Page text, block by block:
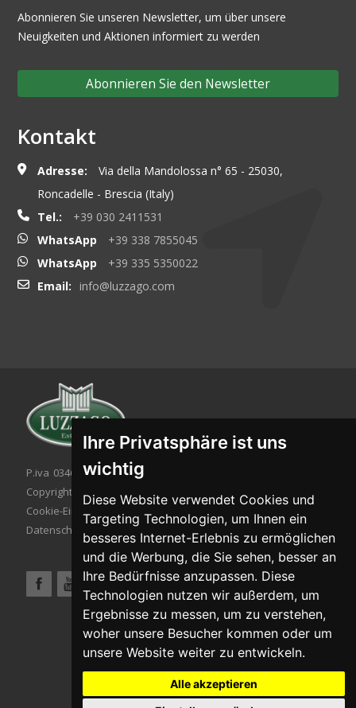
Ihre Privatsphäre ist uns
wichtig
Diese Website verwendet Cookies und
Targeting Technologien, um Ihnen ein
besseres Internet-Erlebnis zu ermöglichen
und die Werbung, die Sie sehen, besser an
Ihre Bedürfnisse anzupassen. Diese
Technologien nutzen wir außerdem, um
Ergebnisse zu messen, um zu verstehen,
woher unsere Besucher kommen oder um
unsere Website weiter zu entwickeln.
Alle akzeptieren
Abonnieren Sie unseren Newsletter, um über unsere
Neuigkeiten und Aktionen informiert zu werden
Abonnieren Sie den Newsletter
Kontakt
Adresse:
Via della Mandolossa n° 65 - 25030,
Roncadelle - Brescia (Italy)
Tel.:
+39 030 2411531
WhatsApp
+39 338 7855045
WhatsApp
+39 335 5350022
Email:
info@luzzago.com
P.iva 03467320986 - C.F. 03467320986
Copyright © 2026. All rights reserved.
Cookie-Einstellung
| Cookie-Politik
Datenschutzbestimmungen